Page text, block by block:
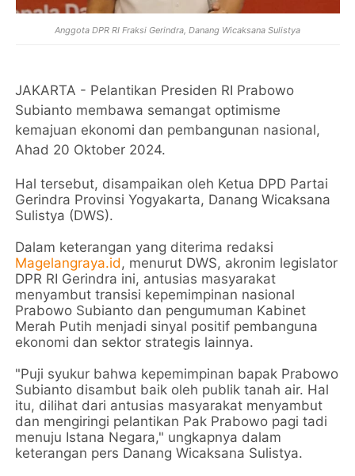
Anggota DPR RI Fraksi Gerindra, Danang Wicaksana Sulistya
JAKARTA - Pelantikan Presiden RI Prabowo
Subianto membawa semangat optimisme
kemajuan ekonomi dan pembangunan nasional,
Ahad 20 Oktober 2024.
Hal tersebut, disampaikan oleh Ketua DPD Partai
Gerindra Provinsi Yogyakarta, Danang Wicaksana
Sulistya (DWS).
Dalam keterangan yang diterima redaksi
Magelangraya.id, menurut DWS, akronim legislator
DPR RI Gerindra ini, antusias masyarakat
menyambut transisi kepemimpinan nasional
Prabowo Subianto dan pengumuman Kabinet
Merah Putih menjadi sinyal positif pembanguna
ekonomi dan sektor strategis lainnya.
"Puji syukur bahwa kepemimpinan bapak Prabowo
Subianto disambut baik oleh publik tanah air. Hal
itu, dilihat dari antusias masyarakat menyambut
dan mengiringi pelantikan Pak Prabowo pagi tadi
menuju Istana Negara," ungkapnya dalam
keterangan pers Danang Wicaksana Sulistya.